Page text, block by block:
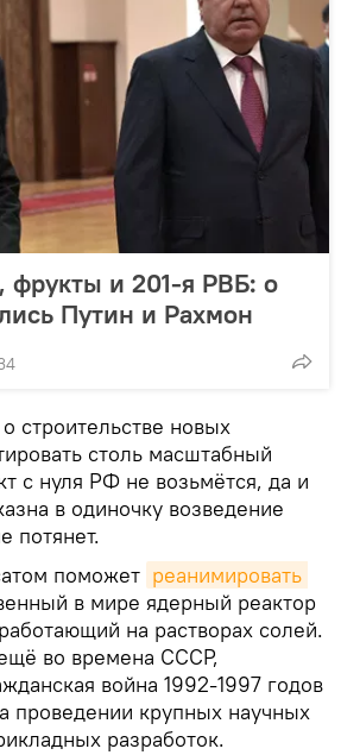
фрукты и 201-я РВБ: о
Путин и Рахмон
строительстве новых
столь масштабный
с нуля РФ не возьмётся, да и
в одиночку возведение
потянет.
поможет реанимировать
в мире ядерный реактор
на растворах солей.
во времена СССР,
война 1992-1997 годов
проведении крупных научных
разработок.